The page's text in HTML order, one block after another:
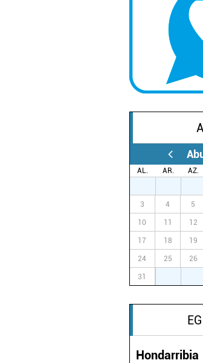
AL. AR. AZ.
3 4 5
10 11 12
17 18 19
24 25 26
31
Hondarribia